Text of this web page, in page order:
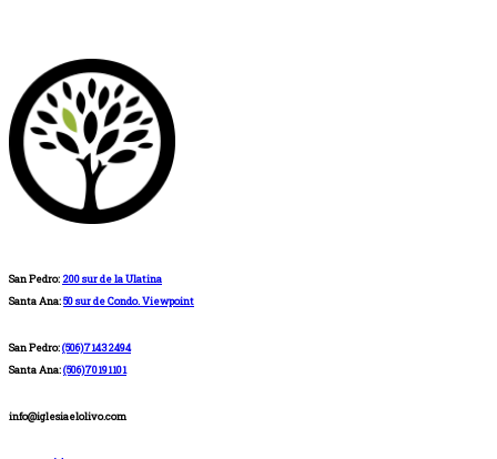
San Pedro: 200 sur de la Ulatina
Santa Ana:50 sur de Condo. Viewpoint
San Pedro:(506)71432494
Santa Ana:(506)70191101
info@iglesiaelolivo.com